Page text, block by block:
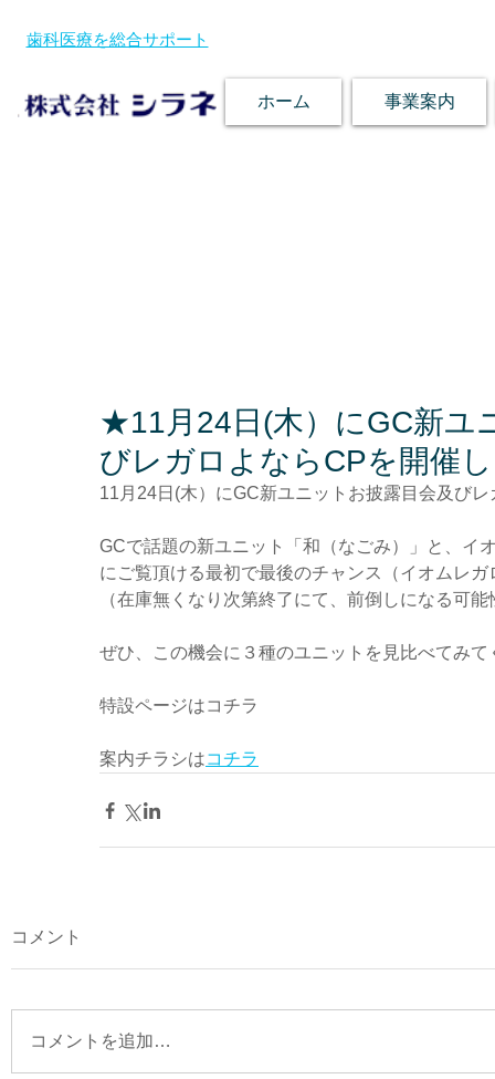
歯科医療を総合サポート
ホーム 事業案内
★11月24日(木）にGC新ユ
びレガロよならCPを開催
11月24日(木）にGC新ユニットお披露目会及び
GCで話題の新ユニット「和（なごみ）」と、イ
にご覧頂ける最初で最後のチャンス（イオムレ
（在庫無くなり次第終了にて、前倒しになる可
ぜひ、この機会に３種のユニットを見比べてみて
特設ページはコチラ
案内チラシはコチラ
コメント
コメントを追加…